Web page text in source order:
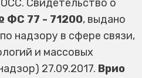
Свидетельство о
77 - 71200, выдано
надзору в сфере связи,
и массовых
27.09.2017. Врио